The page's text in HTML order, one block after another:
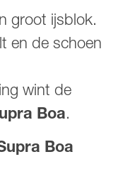
groot ijsblok.
en de schoen
wint de
Boa.
Boa